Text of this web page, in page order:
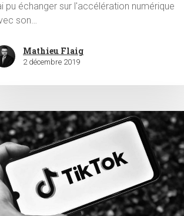
pu échanger sur l'accélération numérique
son…
Mathieu Flaig
2 décembre 2019